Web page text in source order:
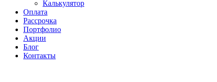
Калькулятор
Оплата
Рассрочка
Портфолио
Акции
Блог
Контакты